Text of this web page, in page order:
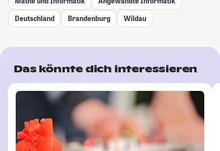
Deutschland
Brandenburg Wildau
Das könnte dich interessieren